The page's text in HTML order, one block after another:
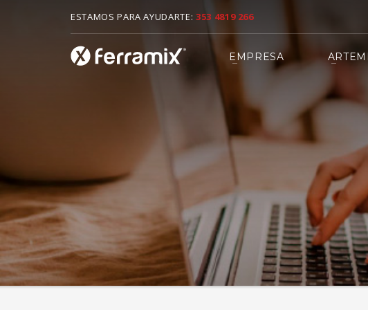
MEDIOS DE CONTACTO
1 Whatsapp 2 Asistente
Tratamos de mejorar cada dia para ofrecer el mejor servicio pre y
ESTAMOS PARA AYUDARTE: 353 4819 266
EMPRESA